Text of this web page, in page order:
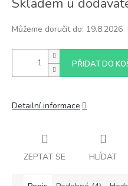
cena:
Skladem u
Můžeme doručit do: 19.8.2026
PŘIDAT DO
Detailní informace
ZEPTAT SE HLÍDAT